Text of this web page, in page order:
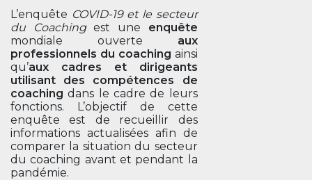
L’enquête COVID-19 et le secteur
du Coachingest une enquête
mondiale ouverte aux
professionnels du coaching ainsi
qu’aux cadres et dirigeants
utilisant des compétences de
coaching dans le cadre de leurs
fonctions. L’objectif de cette
enquête est de recueillir des
informations actualisées afin de
comparer la situation du secteur
du coaching avant et pendant la
pandémie.